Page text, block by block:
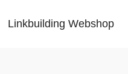
Linkbuilding Webshop